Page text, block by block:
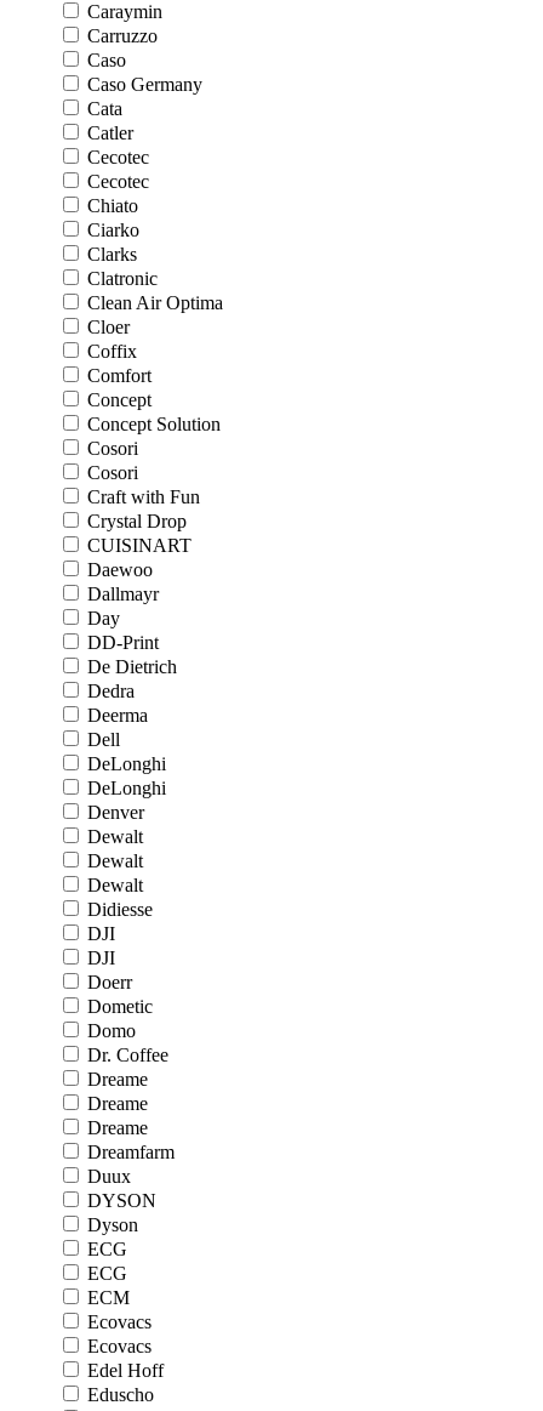
Caraymin
Carruzzo
Caso
Caso Germany
Cata
Catler
Cecotec
Cecotec
Chiato
Ciarko
Clarks
Clatronic
Clean Air Optima
Cloer
Coffix
Comfort
Concept
Concept Solution
Cosori
Cosori
Craft with Fun
Crystal Drop
CUISINART
Daewoo
Dallmayr
Day
DD-Print
De Dietrich
Dedra
Deerma
Dell
DeLonghi
DeLonghi
Denver
Dewalt
Dewalt
Dewalt
Didiesse
DJI
DJI
Doerr
Dometic
Domo
Dr. Coffee
Dreame
Dreame
Dreame
Dreamfarm
Duux
DYSON
Dyson
ECG
ECG
ECM
Ecovacs
Ecovacs
Edel Hoff
Eduscho